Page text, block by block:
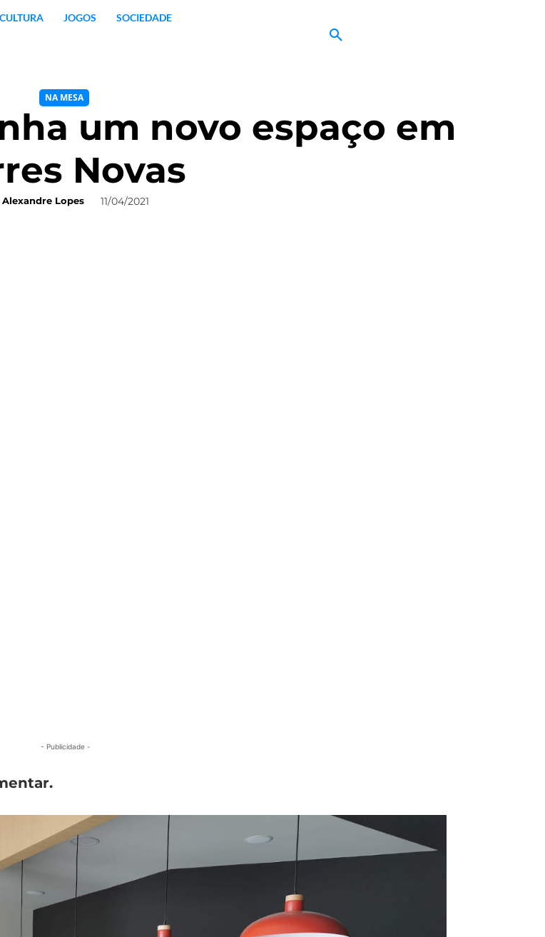
CULTURA JOGOS SOCIEDADE
NA MESA
um novo espaço em
Novas
Alexandre Lopes 11/04/2021
- Publicidade -